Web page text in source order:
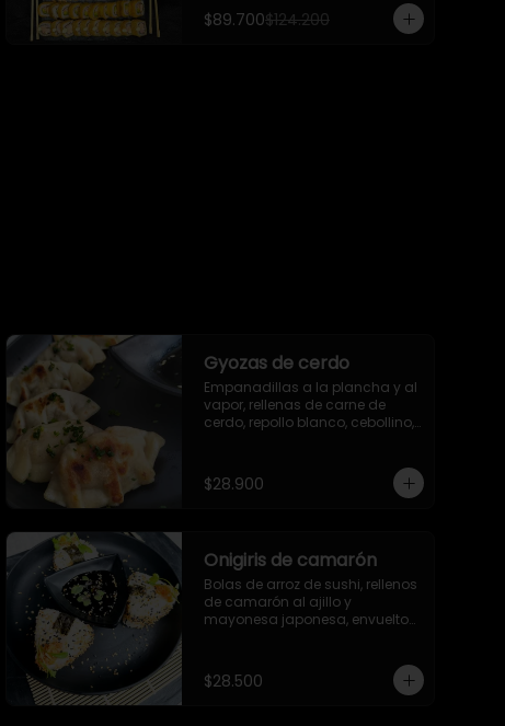
$89.700$124.200
Gyozas de cerdo
Empanadillas a la plancha y al
vapor, rellenas de carne de
cerdo, repollo blanco, cebollino,
$28.900
Onigiris de camarón
Bolas de arroz de sushi, rellenos
de camarón al ajillo y
mayonesa japonesa, envueltos
$28.500